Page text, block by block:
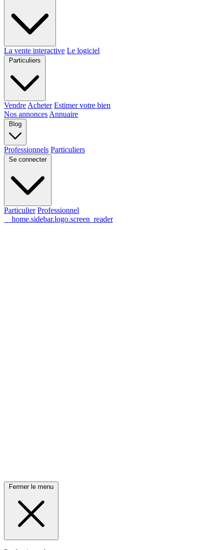
La vente interactive Le logiciel
Particuliers
Vendre Acheter Estimer votre bien
Nos annonces Annuaire
Blog
Professionnels Particuliers
Se connecter
Particulier Professionnel
__home.sidebar.logo.screen_reader
Fermer le menu